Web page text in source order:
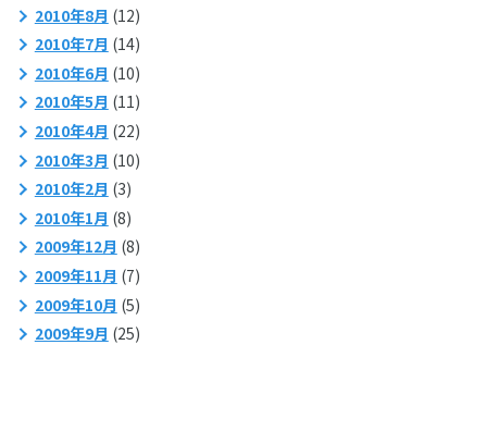
2010年8月 (12)
2010年7月 (14)
2010年6月 (10)
2010年5月 (11)
2010年4月 (22)
2010年3月 (10)
2010年2月 (3)
2010年1月 (8)
2009年12月 (8)
2009年11月 (7)
2009年10月 (5)
2009年9月 (25)